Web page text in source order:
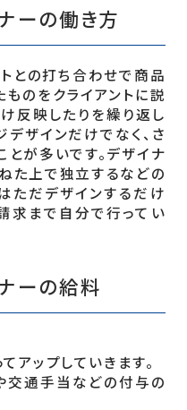
ーの働き方
との打ち合わせで商品
ものをクライアントに説
反映したりを繰り返し
デザインだけでなく、さ
とが多いです。デザイナ
た上で独立するなどの
ただデザインするだけ
求まで自分で行ってい
ーの給料
ップしていきます。
通手当などの付与の